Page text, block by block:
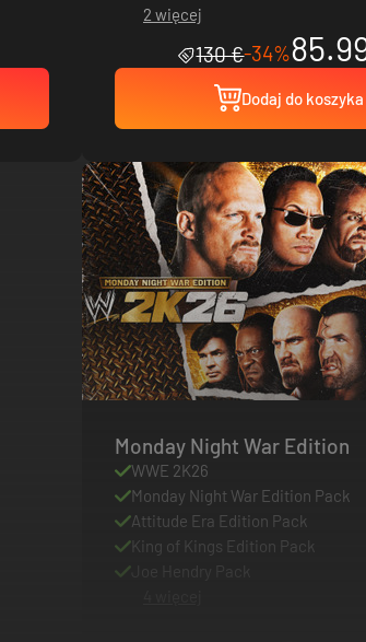
2 więcej
130 €-34%
Dodaj do koszyka
Monday Night War Edition
WWE 2K26
Monday Night War Edition Pack
Attitude Era Edition Pack
King of Kings Edition Pack